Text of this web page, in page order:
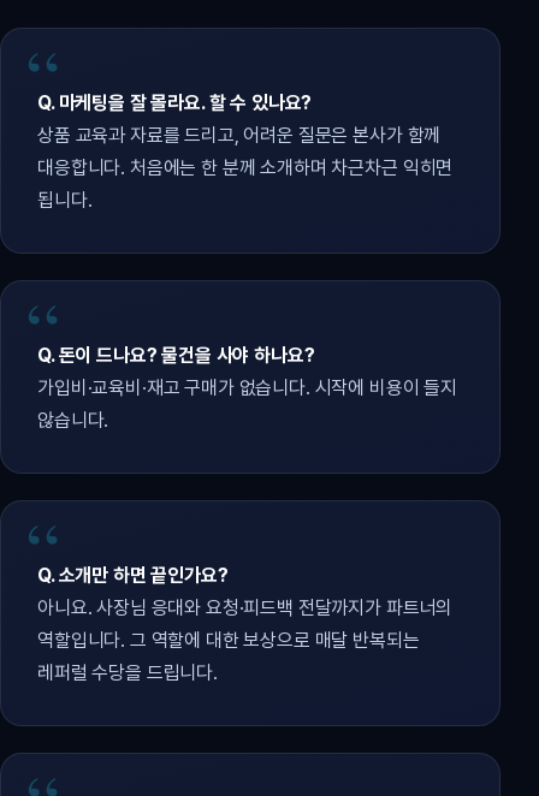
Q. 마케팅을 잘 몰라요. 할 수 있나요?
상품 교육과 자료를 드리고, 어려운 질문은 본사가 함께
대응합니다. 처음에는 한 분께 소개하며 차근차근 익히면
됩니다.
Q. 돈이 드나요? 물건을 사야 하나요?
가입비·교육비·재고 구매가 없습니다. 시작에 비용이 들지
않습니다.
Q. 소개만 하면 끝인가요?
아니요. 사장님 응대와 요청·피드백 전달까지가 파트너의
역할입니다. 그 역할에 대한 보상으로 매달 반복되는
레퍼럴 수당을 드립니다.